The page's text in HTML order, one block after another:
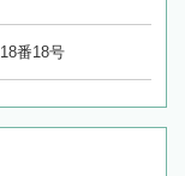
番18号